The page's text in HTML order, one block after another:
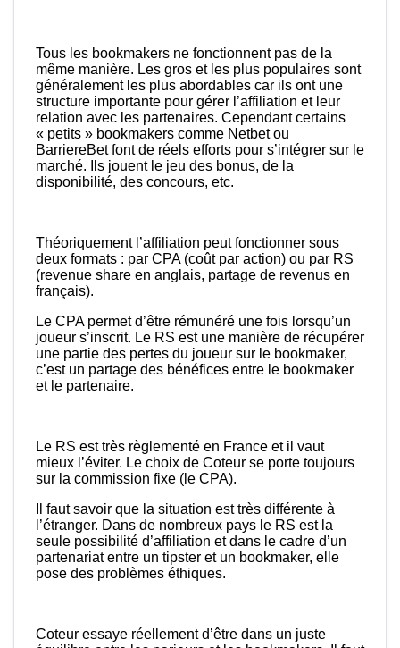
Tous les bookmakers ne fonctionnent pas de la
même manière. Les gros et les plus populaires sont
généralement les plus abordables car ils ont une
structure importante pour gérer l’affiliation et leur
relation avec les partenaires. Cependant certains
« petits » bookmakers comme Netbet ou
BarriereBet font de réels efforts pour s’intégrer sur le
marché. Ils jouent le jeu des bonus, de la
disponibilité, des concours, etc.
Théoriquement l’affiliation peut fonctionner sous
deux formats : par CPA (coût par action) ou par RS
(revenue share en anglais, partage de revenus en
français).
Le CPA permet d’être rémunéré une fois lorsqu’un
joueur s’inscrit. Le RS est une manière de récupérer
une partie des pertes du joueur sur le bookmaker,
c’est un partage des bénéfices entre le bookmaker
et le partenaire.
Le RS est très règlementé en France et il vaut
mieux l’éviter. Le choix de Coteur se porte toujours
sur la commission fixe (le CPA).
Il faut savoir que la situation est très différente à
l’étranger. Dans de nombreux pays le RS est la
seule possibilité d’affiliation et dans le cadre d’un
partenariat entre un tipster et un bookmaker, elle
pose des problèmes éthiques.
Coteur essaye réellement d’être dans un juste